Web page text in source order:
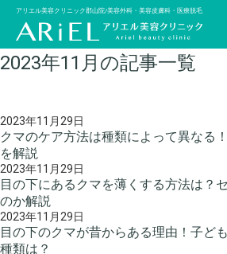
アリエル美容クリニック郡山院/美容外科・美容皮膚科・医療脱毛
2023年11月の記事一覧
2023年11月29日
クマのケア方法は種類によって異なる
を解説
2023年11月29日
目の下にあるクマを薄くする方法は？
のか解説
2023年11月29日
目の下のクマが昔からある理由！子ど
種類は？